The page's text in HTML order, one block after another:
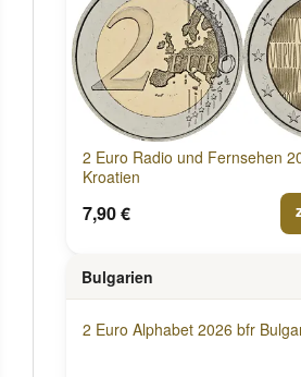
2 Euro Radio und Fernsehen
Kroatien
7,90 €
Bulgarien
2 Euro Alphabet 2026 bfr